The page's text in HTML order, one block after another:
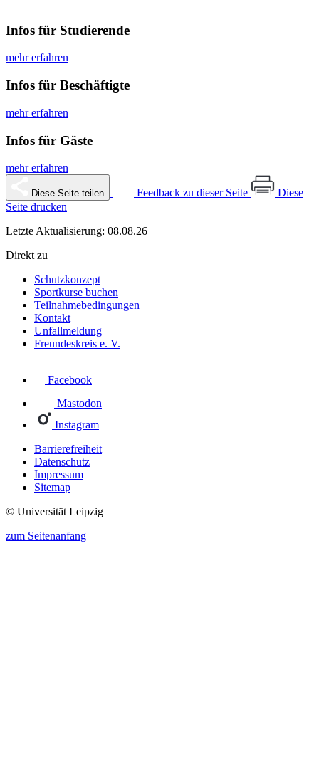
Infos für Studierende
mehr erfahren
Infos für Beschäftigte
mehr erfahren
Infos für Gäste
mehr erfahren
Diese Seite teilen Feedback zu dieser Seite
Diese
Seite drucken
Letzte Aktualisierung: 08.08.26
Direkt zu
Schutzkonzept
Sportkurse buchen
Teilnahmebedingungen
Kontakt
Unfallmeldung
Freundeskreis e. V.
Facebook
Mastodon
Instagram
Barrierefreiheit
Datenschutz
Impressum
Sitemap
© Universität Leipzig
zum Seitenanfang